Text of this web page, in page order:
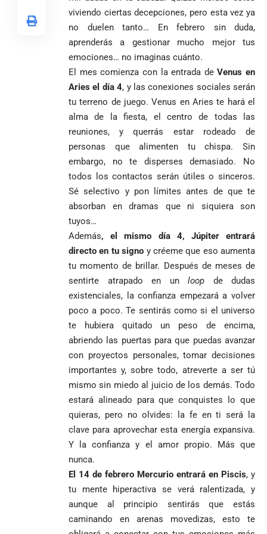
viviendo ciertas decepciones, pero esta vez ya
no duelen tanto… En febrero sin duda,
aprenderás a gestionar mucho mejor tus
emociones… no imaginas cuánto.
El mes comienza con la entrada deVenus en
Aries el día 4, y las conexiones sociales serán
tu terreno de juego. Venus en Aries te hará el
alma de la fiesta, el centro de todas las
reuniones, y querrás estar rodeado de
personas que alimenten tu chispa. Sin
embargo, no te disperses demasiado. No
todos los contactos serán útiles o sinceros.
Sé selectivo y pon límites antes de que te
absorban en dramas que ni siquiera son
tuyos…
Además, el mismo día 4, Júpiter entrará
directo en tu signo y créeme que eso aumenta
tu momento de brillar. Después de meses de
sentirte atrapado en un loop de dudas
existenciales, la confianza empezará a volver
poco a poco. Te sentirás como si el universo
te hubiera quitado un peso de encima,
abriendo las puertas para que puedas avanzar
con proyectos personales, tomar decisiones
importantes y, sobre todo, atreverte a ser tú
mismo sin miedo al juicio de los demás. Todo
estará alineado para que conquistes lo que
quieras, pero no olvides: la fe en ti será la
clave para aprovechar esta energía expansiva.
Y la confianza y el amor propio. Más que
nunca.
El 14 de febrero Mercurio entrará en Piscis, y
tu mente hiperactiva se verá ralentizada, y
aunque al principio sentirás que estás
caminando en arenas movedizas, esto te
Tribunal de
Antioquia
niega pérdida
a concejales
de Medellín
Andrés
«Gury»
Damián Pérez
Federico
Gutiérrez
envía
documentos
al FBI, DEA y
Congreso
contra la ‘paz
total’ por
beneficios a
criminales
1
Diócesis de
Sonsón-Rionegro
rechaza fotos
templo de Guarne y
ordena acto de
desagravio
Falleció el padre
Humberto de
Jesús Hincapié
Álzate, reconocido
sacerdote de la
Diócesis de
Girardota, Párroco
de Yolombo
Abelardo de la
Espriella es
elegido
presidente de
Colombia tras
una histórica y
reñida
segunda
vuelta
arremete
contra Petro y
lo
responsabiliza
por la crisis de
la salud en
Colombia
Japón rescata
un empate
Países Bajos
en un vibrante
duelo
mundialista
tuvo piedad:
goleó 7-1 a un
valiente
Curazao en su
mundialista
Medellín: un
camino que no
debería
abandonarse
LA POLICRISIS
COMO HERENCIA
Cardenal Rueda
pide desarmar el
corazón para
construir juntos
una Colombia
reconciliada
Diócesis de
rechaza fotos
tomadas en
templo de Guarne y
ordena acto de
desagravio